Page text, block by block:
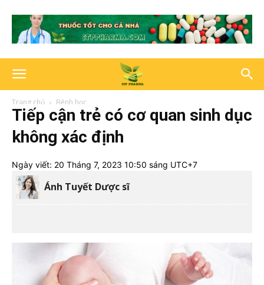
Trang chủ Bệnh học
Tiếp cận trẻ có cơ quan sinh dục
không xác định
Ngày viết: 20 Tháng 7, 2023 10:50 sáng UTC+7
Ánh Tuyết Dược sĩ